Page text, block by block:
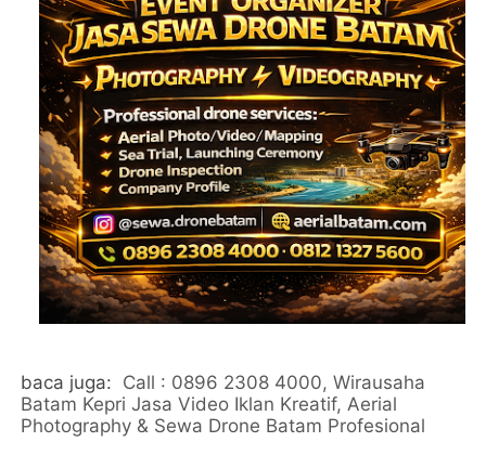
baca juga: Call : 0896 2308 4000, Wirausaha
Batam Kepri Jasa Video Iklan Kreatif, Aerial
Photography & Sewa Drone Batam Profesional